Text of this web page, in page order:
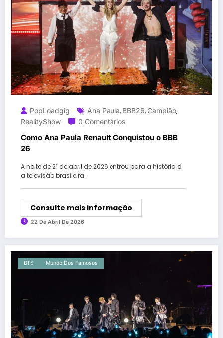
PopLoadgig Ana Paula, BBB26, Campião,
RealityShow
0 Comentários
Como Ana Paula Renault Conquistou o BBB
26
A noite de 21 de abril de 2026 entrou para a história d
a televisão brasileira…
Consulte mais informação
22 De Abril De 2026
BTS Mundo Dos Famosos